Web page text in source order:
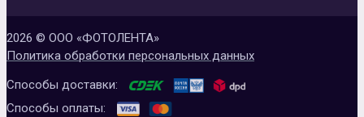
2026 © ООО «ФОТОЛЕНТА»
Политика обработки персональных данных
Способы доставки:
Способы оплаты: